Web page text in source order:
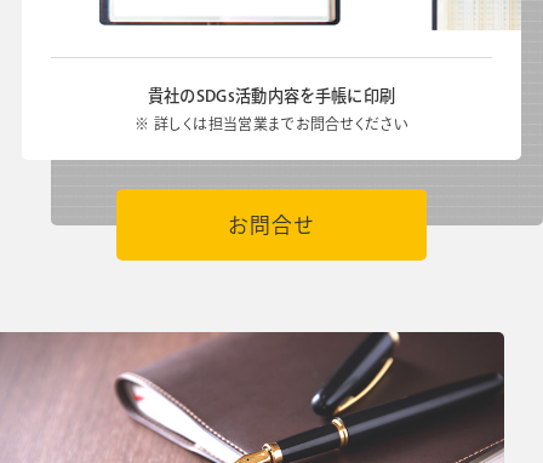
貴社のSDGs活動内容を手帳に印刷
※ 詳しくは担当営業までお問合せください
お問合せ